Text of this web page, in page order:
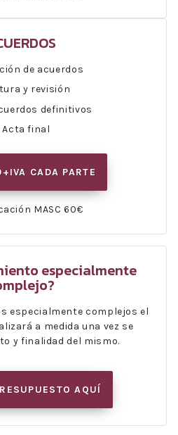
de acuerdos
y revisión
definitivos
Acta final
CADA PARTE
MASC 60€
especialmente
especialmente complejos el
a medida una vez se
y finalidad del mismo.
AQUÍ